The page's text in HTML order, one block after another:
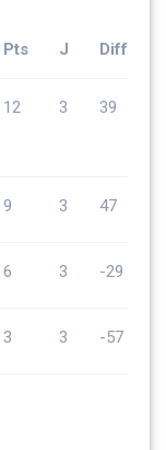
Pts J Diff
12 3 39
9 3 47
6 3 -29
3 3 -57